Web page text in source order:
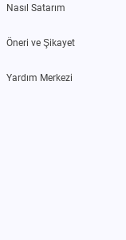
Nasıl Satarım
Öneri ve Şikayet
Yardım Merkezi